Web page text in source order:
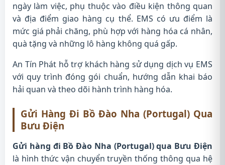
ngày làm việc, phụ thuộc vào điều kiện thông quan
và địa điểm giao hàng cụ thể. EMS có ưu điểm là
mức giá phải chăng, phù hợp với hàng hóa cá nhân,
quà tặng và những lô hàng không quá gấp.
An Tín Phát hỗ trợ khách hàng sử dụng dịch vụ EMS
với quy trình đóng gói chuẩn, hướng dẫn khai báo
hải quan và theo dõi hành trình hàng hóa.
Gửi Hàng Đi Bồ Đào Nha (Portugal) Qua
Bưu Điện
Gửi hàng đi Bồ Đào Nha (Portugal) qua Bưu Điện
là hình thức vận chuyển truyền thống thông qua hệ